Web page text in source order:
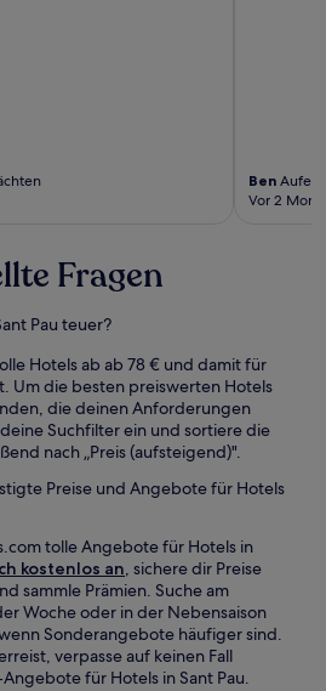
Ben
Vor 2
Fragen
Pau teuer?
Hotels ab ab 78 € und damit für
Um die besten preiswerten Hotels
die deinen Anforderungen
Suchfilter ein und sortiere die
nach „Preis (aufsteigend)".
Preise und Angebote für Hotels
tolle Angebote für Hotels in
kostenlos an, sichere dir Preise
sammle Prämien. Suche am
Woche oder in der Nebensaison
Sonderangebote häufiger sind.
verpasse auf keinen Fall
für Hotels in Sant Pau.